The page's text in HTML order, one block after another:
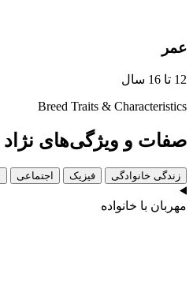
عمر
12 تا 16 سال
Breed Traits & Characteristics
صفات و ویژگی‌های نژاد
زندگی خانوادگی فیزیک اجتماعی
مهربان با خانواده